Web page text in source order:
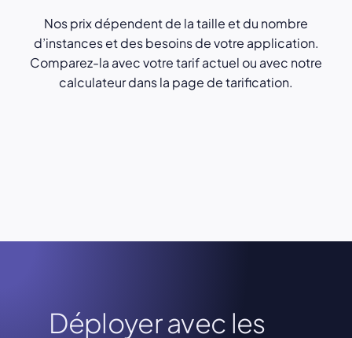
Nos prix dépendent de la taille et du nombre
d’instances et des besoins de votre application.
Comparez-la avec votre tarif actuel ou avec notre
calculateur dans la page de tarification.
Déployer avec les